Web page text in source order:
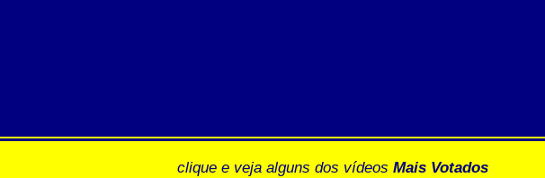
clique e veja alguns dos vídeos Mais Votados